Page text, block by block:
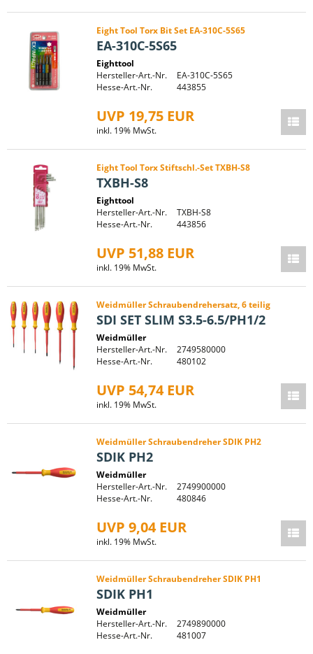
Eight Tool Torx Bit Set EA-310C-5S65
EA-310C-5S65
Eighttool
Hersteller-Art.-Nr.
EA-310C-5S65
Hesse-Art.-Nr.
443855
UVP 19,75 EUR
inkl. 19% MwSt.
Eight Tool Torx Stiftschl.-Set TXBH-S8
TXBH-S8
Eighttool
Hersteller-Art.-Nr.
TXBH-S8
Hesse-Art.-Nr.
443856
UVP 51,88 EUR
inkl. 19% MwSt.
Weidmüller Schraubendrehersatz, 6 teilig
SDI SET SLIM S3.5-6.5/PH1/2
Weidmüller
Hersteller-Art.-Nr.
2749580000
Hesse-Art.-Nr.
480102
UVP 54,74 EUR
inkl. 19% MwSt.
Weidmüller Schraubendreher SDIK PH2
SDIK PH2
Weidmüller
Hersteller-Art.-Nr.
2749900000
Hesse-Art.-Nr.
480846
UVP 9,04 EUR
inkl. 19% MwSt.
Weidmüller Schraubendreher SDIK PH1
SDIK PH1
Weidmüller
Hersteller-Art.-Nr.
2749890000
Hesse-Art.-Nr.
481007